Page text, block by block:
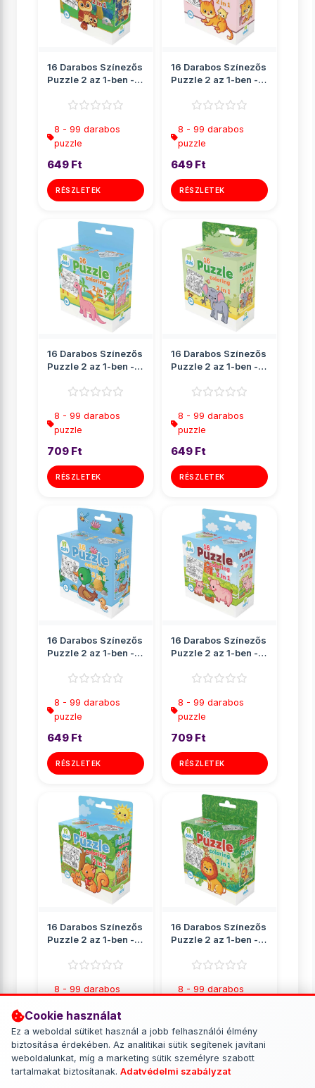
Cookie használat
Ez a weboldal sütiket használ a jobb felhasználói élmény
biztosítása érdekében. Az analitikai sütik segítenek javítani
weboldalunkat, míg a marketing sütik személyre szabott
tartalmakat biztosítanak. Adatvédelmi szabályzat
16 Darabos Színezős
Puzzle 2 az 1-ben -
8 - 99 darabos
puzzle
649 Ft
RÉSZLETEK
16 Darabos Színezős
Puzzle 2 az 1-ben -
8 - 99 darabos
puzzle
649 Ft
RÉSZLETEK
16 Darabos Színezős
Puzzle 2 az 1-ben -
8 - 99 darabos
puzzle
709 Ft
RÉSZLETEK
16 Darabos Színezős
Puzzle 2 az 1-ben -
8 - 99 darabos
puzzle
649 Ft
RÉSZLETEK
16 Darabos Színezős
Puzzle 2 az 1-ben -
8 - 99 darabos
puzzle
649 Ft
RÉSZLETEK
16 Darabos Színezős
Puzzle 2 az 1-ben -
8 - 99 darabos
puzzle
709 Ft
RÉSZLETEK
16 Darabos Színezős
Puzzle 2 az 1-ben -
8 - 99 darabos
709 Ft
RÉSZLETEK
16 Darabos Színezős
Puzzle 2 az 1-ben -
8 - 99 darabos
RÉSZLETEK